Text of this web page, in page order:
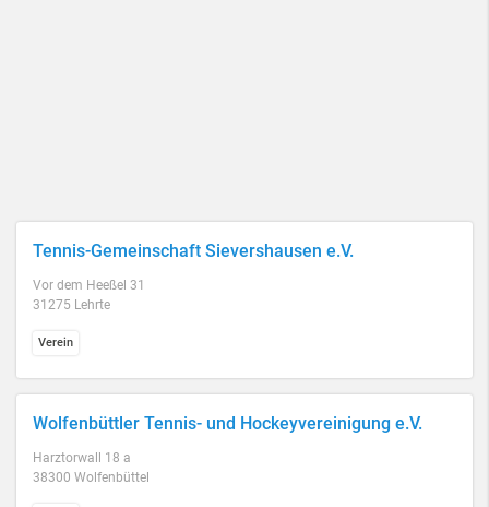
Tennis-Gemeinschaft Sievershausen e.V.
Vor dem Heeßel 31
31275 Lehrte
Verein
Wolfenbüttler Tennis- und Hockeyvereinigung e.V.
Harztorwall 18 a
38300 Wolfenbüttel